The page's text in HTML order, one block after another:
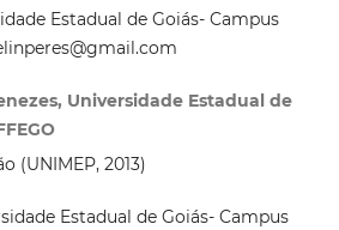
Estadual de Goiás- Campus
Universidade Estadual de
(UNIMEP, 2013)
Estadual de Goiás- Campus